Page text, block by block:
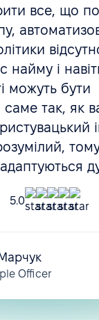
все, що
і
можуть бути
саме так, як
адаптуються
5.0
Officer